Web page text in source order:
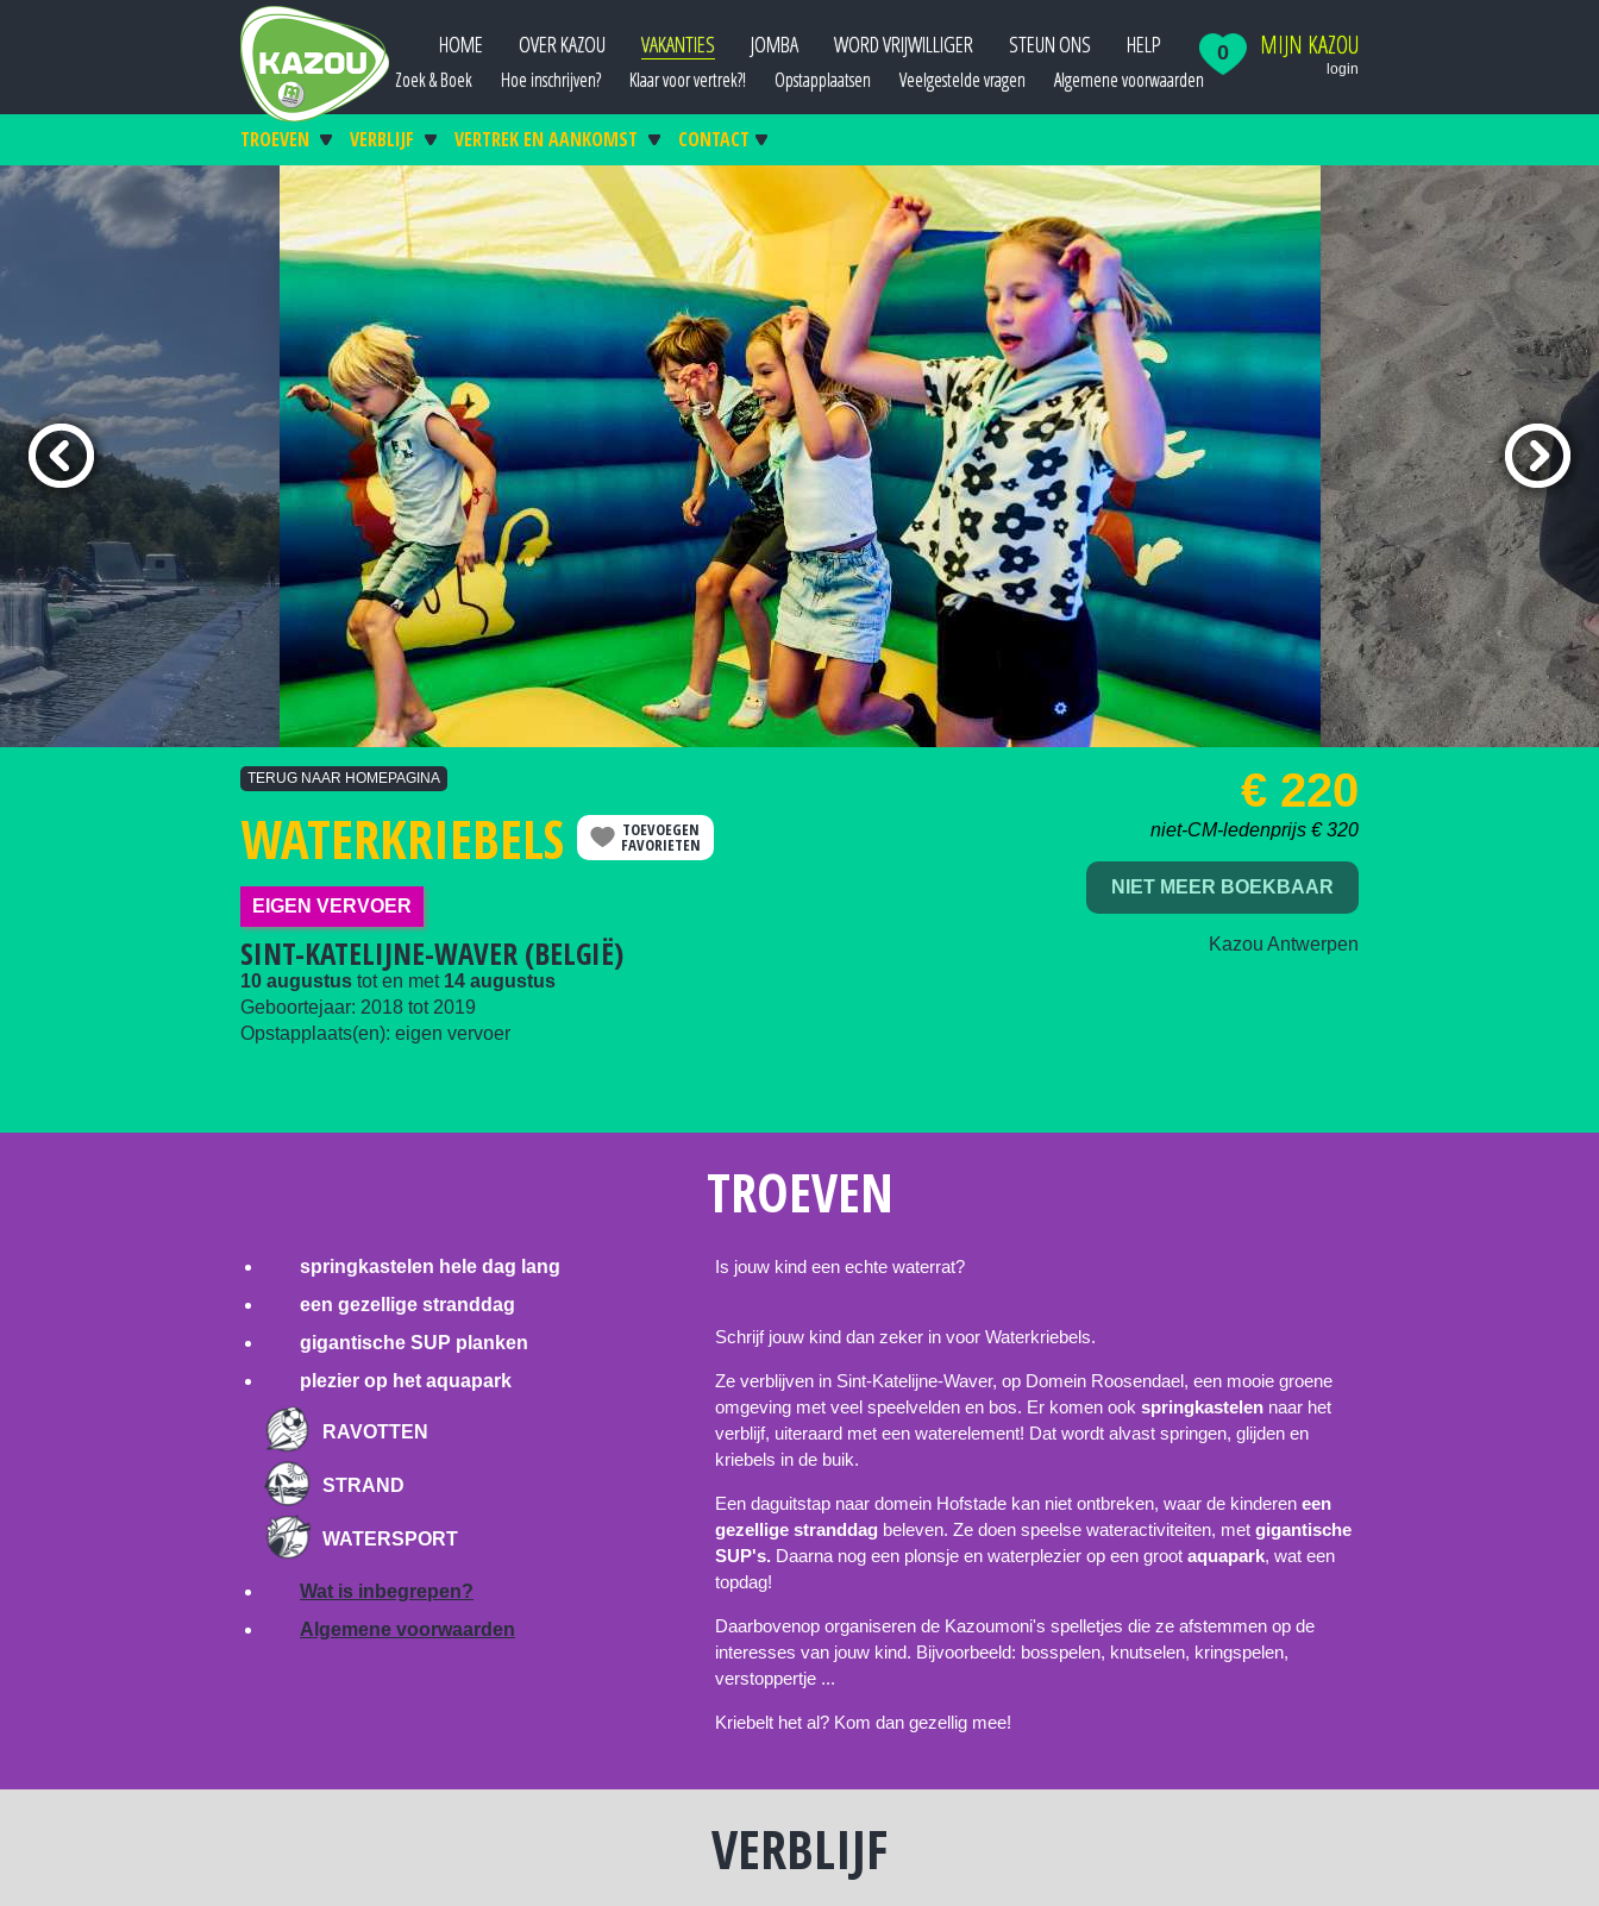
HOME OVER KAZOU VAKANTIES
Zoek & Boek Hoe inschrijven? Klaar voor vertrek?! Opstapplaatsen Veelgestelde vragen Algemene voorwaarden
JOMBA WORD VRIJWILLIGER STEUN ONS HELP 0 MIJN KAZOU
login
TROEVEN VERBLIJF VERTREK EN AANKOMST CONTACT
TERUG NAAR HOMEPAGINA
WATERKRIEBELS TOEVOEGEN
FAVORIETEN
EIGEN VERVOER
SINT-KATELIJNE-WAVER (BELGIË)
10 augustus tot en met 14 augustus
Geboortejaar: 2018 tot 2019
Opstapplaats(en): eigen vervoer
€ 220
niet-CM-ledenprijs € 320
NIET MEER BOEKBAAR
Kazou Antwerpen
TROEVEN
springkastelen hele dag lang
een gezellige stranddag
gigantische SUP planken
plezier op het aquapark
RAVOTTEN
STRAND
WATERSPORT
Wat is inbegrepen?
Algemene voorwaarden
Is jouw kind een echte waterrat?
Schrijf jouw kind dan zeker in voor Waterkriebels.
Ze verblijven in Sint-Katelijne-Waver, op Domein Roosendael, een mooie groene
omgeving met veel speelvelden en bos. Er komen ookspringkastelen naar het
verblijf, uiteraard met een waterelement! Dat wordt alvast springen, glijden en
kriebels in de buik.
Een daguitstap naar domein Hofstade kan niet ontbreken, waar de kinderen een
gezellige stranddag beleven. Ze doen speelse wateractiviteiten, metgigantische
SUP's. Daarna nog een plonsje en waterplezier op een grootaquapark, wat een
topdag!
Daarbovenop organiseren de Kazoumoni's spelletjes die ze afstemmen op de
interesses van jouw kind. Bijvoorbeeld: bosspelen, knutselen, kringspelen,
verstoppertje ...
Kriebelt het al? Kom dan gezellig mee!
VERBLIJF